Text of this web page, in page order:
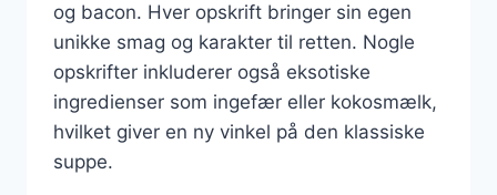
og bacon. Hver opskrift bringer sin egen
unikke smag og karakter til retten. Nogle
opskrifter inkluderer også eksotiske
ingredienser som ingefær eller kokosmælk,
hvilket giver en ny vinkel på den klassiske
suppe.